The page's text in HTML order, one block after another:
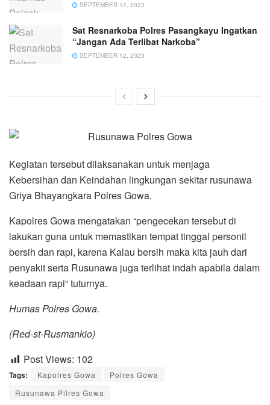
SEPTEMBER 12, 2023
Sat Resnarkoba Polres Pasangkayu Ingatkan
“Jangan Ada Terlibat Narkoba”
SEPTEMBER 12, 2023
Kegiatan tersebut dilaksanakan untuk menjaga
Kebersihan dan Keindahan lingkungan sekitar rusunawa
Griya Bhayangkara Polres Gowa.
Kapolres Gowa mengatakan “pengecekan tersebut di
lakukan guna untuk memastikan tempat tinggal personil
bersih dan rapi, karena Kalau bersih maka kita jauh dari
penyakit serta Rusunawa juga terlihat indah apabila dalam
keadaan rapi“ tuturnya.
Humas Polres Gowa.
(Red-st-Rusmankio)
Post Views: 102
Tags: Kapolres Gowa
Polres Gowa
Rusunawa Pilres Gowa